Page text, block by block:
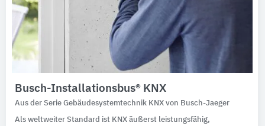
Busch-Installationsbus® KNX
Aus der Serie Gebäudesystemtechnik KNX von Busch-Jaeger
Als weltweiter Standard ist KNX äußerst leistungsfähig,